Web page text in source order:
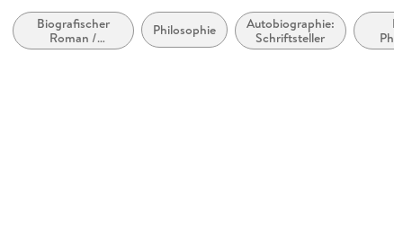
Produktart
kartoniert
Biografischer
Roman /
Autobiografischer
Philosophie
Autobiographie:
Schriftsteller